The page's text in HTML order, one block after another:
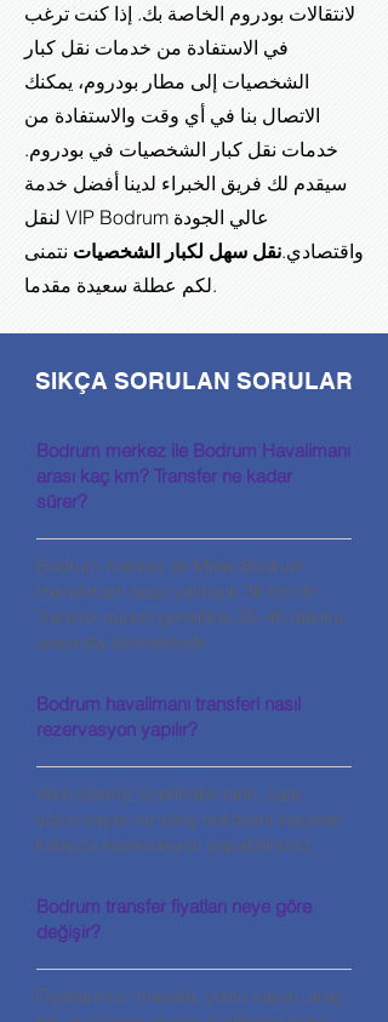
لانتقالات بودروم الخاصة بك. إذا كنت ترغب
في الاستفادة من خدمات نقل كبار
الشخصيات إلى مطار بودروم، يمكنك
الاتصال بنا في أي وقت والاستفادة من
خدمات نقل كبار الشخصيات في بودروم.
سيقدم لك فريق الخبراء لدينا أفضل خدمة
لنقل VIP Bodrum عالي الجودة
واقتصادي.نقل سهل لكبار الشخصيات نتمنى
لكم عطلة سعيدة مقدما.
SIKÇA SORULAN SORULAR
Bodrum merkez ile Bodrum Havalimanı
arası kaç km? Transfer ne kadar
sürer?
Bodrum merkez ile Milas-Bodrum
Havalimanı arası yaklaşık 36 km’dir.
Transfer süresi genellikle 35–45 dakika
arasında sürmektedir.
Bodrum havalimanı transferi nasıl
rezervasyon yapılır?
Web sitemiz üzerinden tarih, saat,
yolcu sayısı ve varış noktasını seçerek
kolayca rezervasyon yapabilirsiniz.
Bodrum transfer fiyatları neye göre
değişir?
Fiyatlarımız; mesafe, yolcu sayısı, araç